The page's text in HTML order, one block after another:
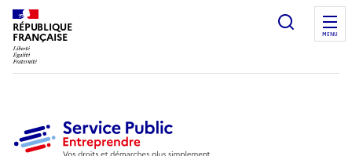
RÉPUBLIQUE
FRANÇAISE MENU